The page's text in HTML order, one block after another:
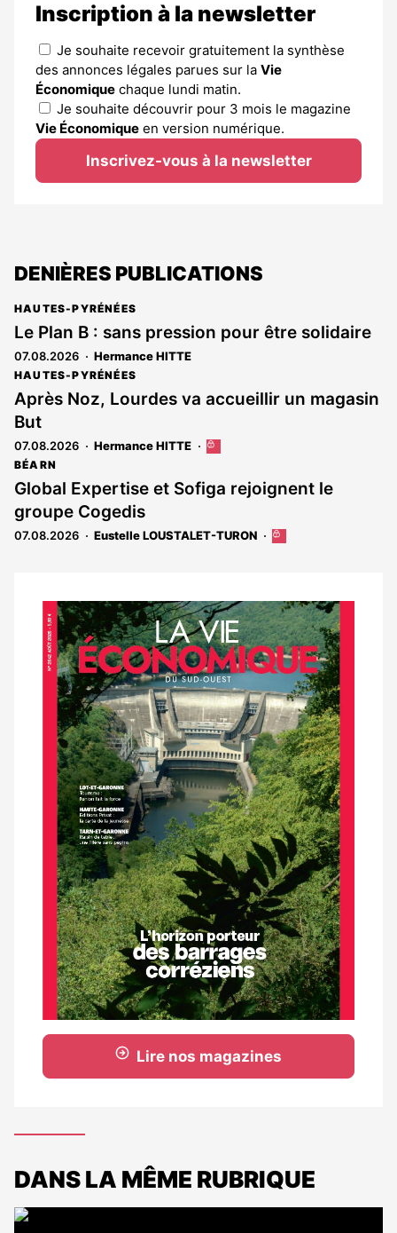
Inscription à la newsletter
Je souhaite recevoir gratuitement la synthèse
des annonces légales parues sur la Vie
Économique chaque lundi matin.
Je souhaite découvrir pour 3 mois le magazine
Vie Économique en version numérique.
Inscrivez-vous à la newsletter
DENIÈRES PUBLICATIONS
HAUTES-PYRÉNÉES
Le Plan B : sans pression pour être solidaire
07.08.2026 Hermance HITTE
HAUTES-PYRÉNÉES
Après Noz, Lourdes va accueillir un magasin
But
07.08.2026 Hermance HITTE
Cet
réservé
abonnés
BÉARN
Global Expertise et Sofiga rejoignent le
groupe Cogedis
07.08.2026 Eustelle LOUSTALET-TURON
Cet
aux
abonnés
Notre
dernier
magazine
Lire nos magazines
DANS LA MÊME RUBRIQUE